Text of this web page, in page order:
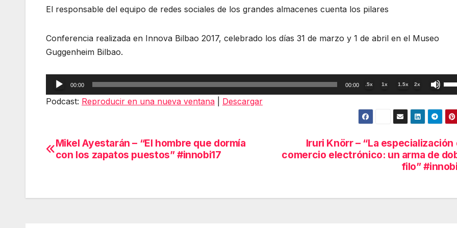
El responsable del equipo de redes sociales de los grandes almacenes cuenta los pilares
Conferencia realizada en Innova Bilbao 2017, celebrado los días 31 de marzo y 1 de abril en el Museo
Guggenheim Bilbao.
Reproductor
de
00:00 00:00 .5x 1x 1.5x 2x
las
de
Podcast: Reproducir en una nueva ventana Descargar
Navegación
Iruri Knörr – “La especialización
comercio electrónico: un arma de
filo”
Mikel Ayestarán – “El hombre que dormía
con los zapatos puestos” #innobi17